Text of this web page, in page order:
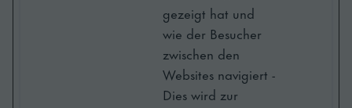
gezeigt hat und
wie der Besucher
zwischen den
Websites navigiert -
Dies wird zur